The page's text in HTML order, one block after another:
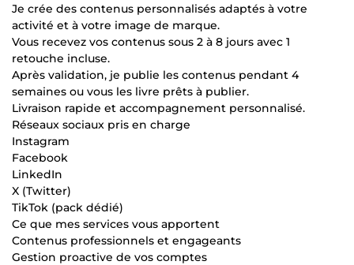
Je crée des contenus personnalisés adaptés à votre
activité et à votre image de marque.
Vous recevez vos contenus sous 2 à 8 jours avec 1
retouche incluse.
Après validation, je publie les contenus pendant 4
semaines ou vous les livre prêts à publier.
Livraison rapide et accompagnement personnalisé.
Réseaux sociaux pris en charge
Instagram
Facebook
LinkedIn
X (Twitter)
TikTok (pack dédié)
Ce que mes services vous apportent
Contenus professionnels et engageants
Gestion proactive de vos comptes